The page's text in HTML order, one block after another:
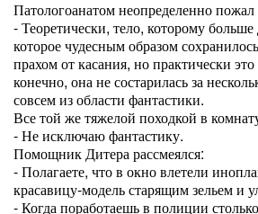
Патологоанатом неопределенно
- Теоретически, тело, которому больше
которое чудесным образом
прахом от касания, но практически
конечно, она не состарилась за
совсем из области фантастики.
Все той же тяжелой походкой в
- Не исключаю фантастику.
Помощник Дитера рассмеялся:
- Полагаете, что в окно влетели
красавицу-модель старящим зельем и
- Когда поработаешь в полиции